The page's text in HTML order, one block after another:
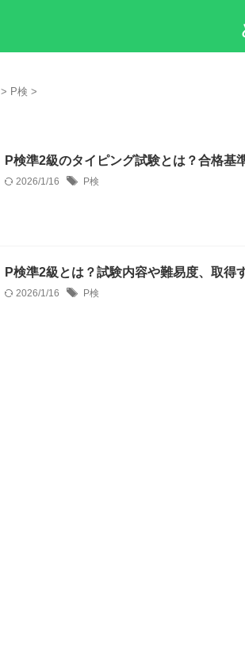
> P検 >
P検準2級のタイピング試験とは？合格基
2026/1/16 P検
P検準2級とは？試験内容や難易度、取得
2026/1/16 P検